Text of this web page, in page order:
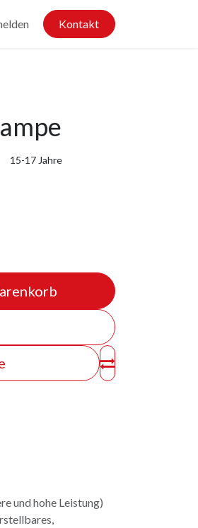
Kontakt
15-17 Jahre
und hohe Leistung)